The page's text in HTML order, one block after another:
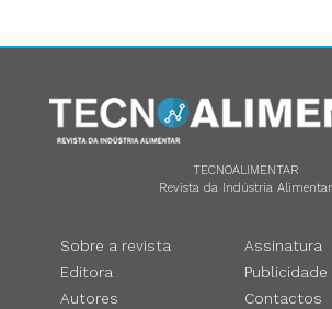
TECNOALIMENTAR
Revista da Indústria Alimentar
Sobre a revista
Editora
Autores
Assinatura
Publicidade
Contactos